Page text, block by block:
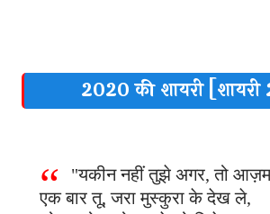
2020 की शायरी [शायरी
"यकीन नहीं तुझे अगर, तो
एक बार तू, जरा मुस्कुरा के देख ले,